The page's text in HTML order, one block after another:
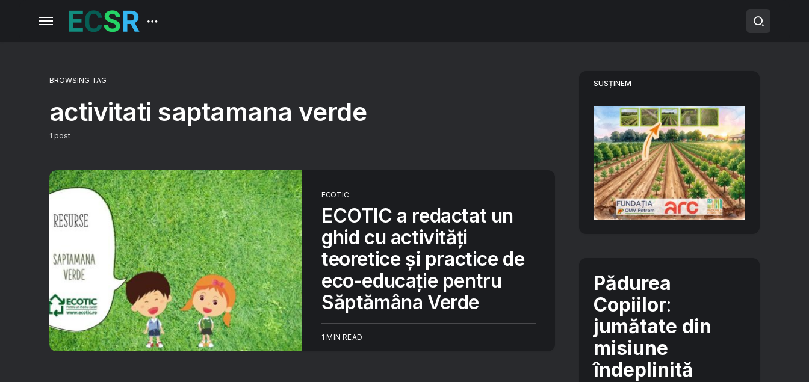
BROWSING TAG
activitati saptamana verde
1 post
ECOTIC
ECOTIC a redactat un
ghid cu activități
teoretice și practice de
eco-educație pentru
Săptămâna Verde
1 MIN READ
SUSȚINEM
Pădurea
Copiilor:
jumătate din
misiune
îndeplinită